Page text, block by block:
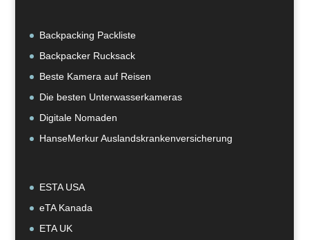
Backpacking Packliste
Backpacker Rucksack
Beste Kamera auf Reisen
Die besten Unterwasserkameras
Digitale Nomaden
HanseMerkur Auslandskrankenversicherung
ESTA USA
eTA Kanada
ETA UK